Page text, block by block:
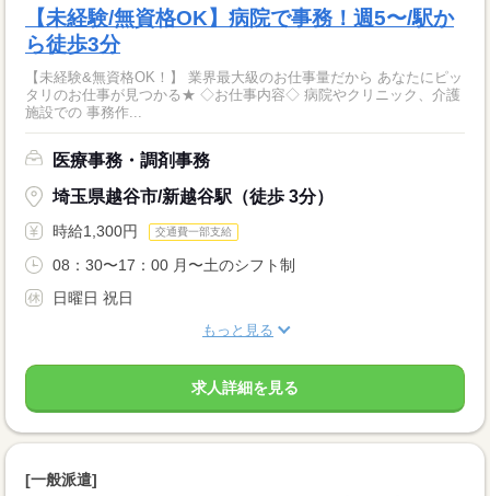
【未経験/無資格OK】病院で事務！週5〜/駅か
ら徒歩3分
【未経験&無資格OK！】 業界最大級のお仕事量だから あなたにピッ
タリのお仕事が見つかる★ ◇お仕事内容◇ 病院やクリニック、介護
施設での 事務作...
医療事務・調剤事務
埼玉県越谷市/新越谷駅（徒歩 3分）
時給1,300円 交通費一部支給
08：30〜17：00 月〜土のシフト制
日曜日 祝日
もっと見る
求人詳細を見る
[一般派遣]